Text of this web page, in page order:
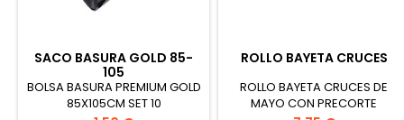
SACO BASURA GOLD 85-
105
BOLSA BASURA PREMIUM GOLD
85X105CM SET 10
ROLLO BAYETA CRUCES
ROLLO BAYETA CRUCES DE
MAYO CON PRECORTE